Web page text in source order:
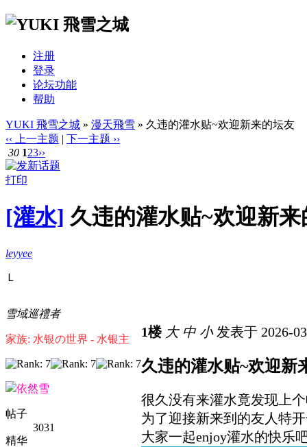
注册
登录
论坛功能
帮助
YUKI 飛雪之城 » 漫天飛雪 » 久违的灌水贴~欢迎新来的坛友
‹‹ 上一主题 | 下一主题 ››
30 123››
打印
[灌水] 久违的灌水贴~欢迎新
leyyee
Ｌ
雪域巡禮者
家族: 水银の世界 - 水银主
依然雪
帖子
3031
精华
1楼 大 中 小发表于 2026-
久违的灌水贴~欢迎新
很久没有来灌水竟发现上
为了迎接新来到的友人特
大家一起enjoy灌水的快乐